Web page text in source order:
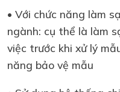
• Với chức năng làm
ngành: cụ thể là làm
việc trước khi xử lý
năng bảo vệ mẫu